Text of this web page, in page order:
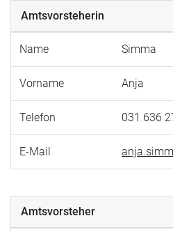
Amtsvorsteherin
Name Simma
Vorname Anja
Telefon 031 636
E-Mail
Amtsvorsteher